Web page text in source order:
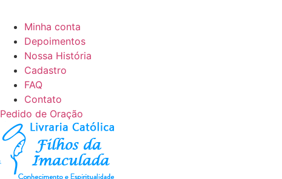
Minha conta
Depoimentos
Nossa História
Cadastro
FAQ
Contato
Pedido de Oração